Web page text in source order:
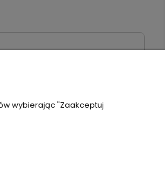
wybierając "Zaakceptuj